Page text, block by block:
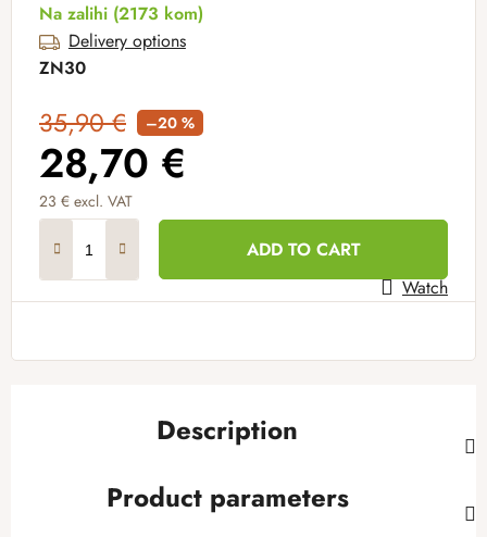
Na zalihi (2173 kom)
Delivery options
ZN30
35,90 € –20 %
28,70 €
23 € excl. VAT
ADD TO CART
Watch
Description
Product parameters